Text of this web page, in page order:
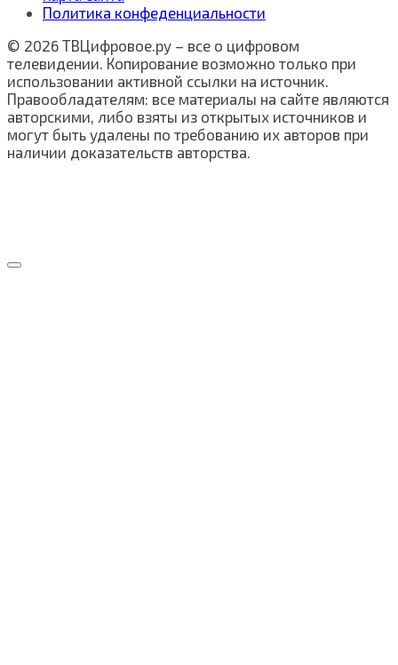
Политика конфеденциальности
© 2026 ТВЦифровое.ру – все о цифровом
телевидении. Копирование возможно только при
использовании активной ссылки на источник.
Правообладателям: все материалы на сайте являются
авторскими, либо взяты из открытых источников и
могут быть удалены по требованию их авторов при
наличии доказательств авторства.